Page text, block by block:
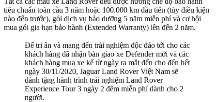
tiêu chuẩn toàn cầu 3 năm hoặc 100.000 km đầu tiên (tùy điều kiện
nào đến trước), gói dịch vụ bảo dưỡng 5 năm miễn phí và cơ hội
mua gói gia hạn bảo hành (Extended Warranty) lên đến 2 năm.
Để tri ân và mang đến trải nghiệm độc đáo tới cho các
khách hàng đã nhận bàn giao xe Defender mới và các
khách hàng mua xe kể từ ngày ra mắt đến cho đến hết
ngày 30/11/2020, Jaguar Land Rover Việt Nam sẽ
dành tặng hành trình trải nghiệm Land Rover
Experience Tour 3 ngày 2 đêm miễn phí dành cho 2
người.